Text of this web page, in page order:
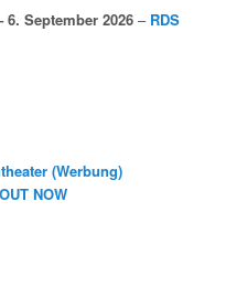
6. September 2026 – RDS
(Werbung)
NOW